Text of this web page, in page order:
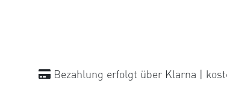
Bezahlung erfolgt über Klarna |